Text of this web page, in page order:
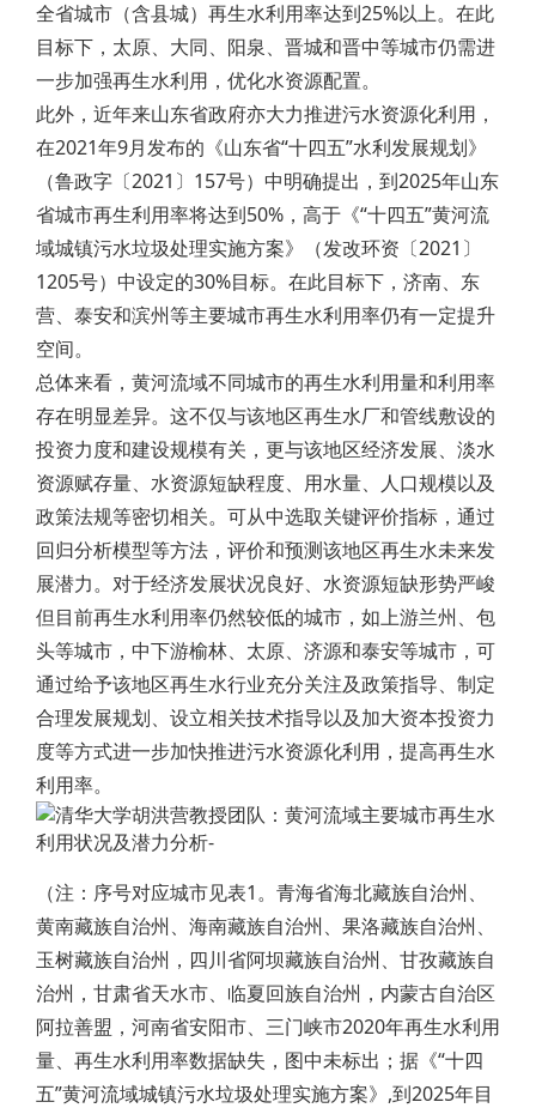
全省城市（含县城）再生水利用率达到25%以上。在此
目标下，太原、大同、阳泉、晋城和晋中等城市仍需进
一步加强再生水利用，优化水资源配置。
此外，近年来山东省政府亦大力推进污水资源化利用，
在2021年9月发布的《山东省“十四五”水利发展规划》
（鲁政字〔2021〕157号）中明确提出，到2025年山东
省城市再生利用率将达到50%，高于《“十四五”黄河流
域城镇污水垃圾处理实施方案》（发改环资〔2021〕
1205号）中设定的30%目标。在此目标下，济南、东
营、泰安和滨州等主要城市再生水利用率仍有一定提升
空间。
总体来看，黄河流域不同城市的再生水利用量和利用率
存在明显差异。这不仅与该地区再生水厂和管线敷设的
投资力度和建设规模有关，更与该地区经济发展、淡水
资源赋存量、水资源短缺程度、用水量、人口规模以及
政策法规等密切相关。可从中选取关键评价指标，通过
回归分析模型等方法，评价和预测该地区再生水未来发
展潜力。对于经济发展状况良好、水资源短缺形势严峻
但目前再生水利用率仍然较低的城市，如上游兰州、包
头等城市，中下游榆林、太原、济源和泰安等城市，可
通过给予该地区再生水行业充分关注及政策指导、制定
合理发展规划、设立相关技术指导以及加大资本投资力
度等方式进一步加快推进污水资源化利用，提高再生水
利用率。
（注：序号对应城市见表1。青海省海北藏族自治州、
黄南藏族自治州、海南藏族自治州、果洛藏族自治州、
玉树藏族自治州，四川省阿坝藏族自治州、甘孜藏族自
治州，甘肃省天水市、临夏回族自治州，内蒙古自治区
阿拉善盟，河南省安阳市、三门峡市2020年再生水利用
量、再生水利用率数据缺失，图中未标出；据《“十四
五”黄河流域城镇污水垃圾处理实施方案》,到2025年目